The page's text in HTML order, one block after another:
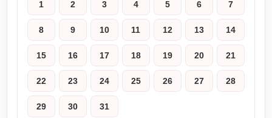
1 2 3 4 5 6 7
8 9 10 11 12 13 14
15 16 17 18 19 20 21
22 23 24 25 26 27 28
29 30 31